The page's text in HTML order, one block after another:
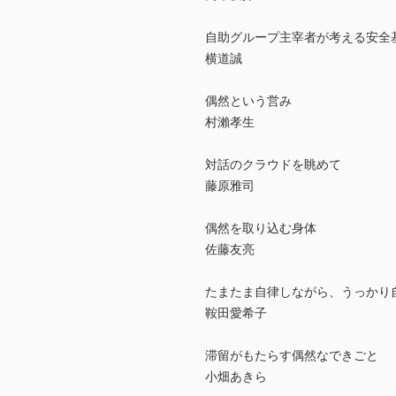
自助グループ主宰者が考える安全
横道誠
偶然という営み
村瀨孝生
対話のクラウドを眺めて
藤原雅司
偶然を取り込む身体
佐藤友亮
たまたま自律しながら、うっかり
鞍田愛希子
滞留がもたらす偶然なできごと
小畑あきら